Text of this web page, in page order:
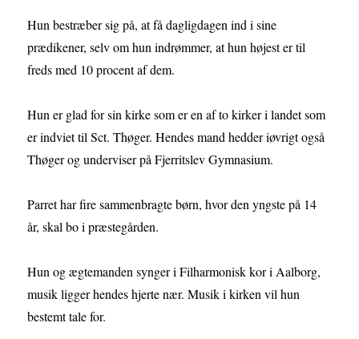
Hun bestræber sig på, at få dagligdagen ind i sine
prædikener, selv om hun indrømmer, at hun højest er til
freds med 10 procent af dem.
Hun er glad for sin kirke som er en af to kirker i landet som
er indviet til Sct. Thøger. Hendes mand hedder iøvrigt også
Thøger og underviser på Fjerritslev Gymnasium.
Parret har fire sammenbragte børn, hvor den yngste på 14
år, skal bo i præstegården.
Hun og ægtemanden synger i Filharmonisk kor i Aalborg,
musik ligger hendes hjerte nær. Musik i kirken vil hun
bestemt tale for.